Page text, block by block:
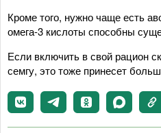
Кроме того, нужно чаще есть
омега-3 кислоты способны
Если включить в свой рацион
семгу, это тоже принесет